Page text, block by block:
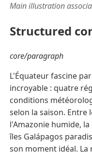
Main illustration
Structured
core/paragraph
L'Équateur fascine
incroyable : quatre
conditions
selon la saison. Entre
l'Amazonie humide,
îles Galápagos
son moment idéal. La